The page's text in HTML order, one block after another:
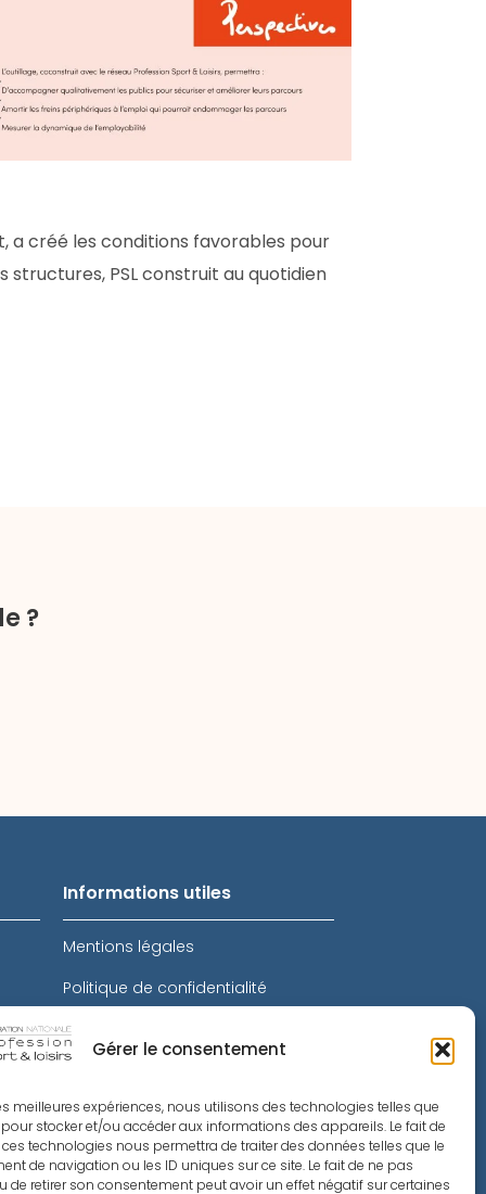
Gérer le consentement
meilleures expériences, nous utilisons des technologies telles que
stocker et/ou accéder aux informations des appareils. Le fait de
technologies nous permettra de traiter des données telles que le
de navigation ou les ID uniques sur ce site. Le fait de ne pas
de retirer son consentement peut avoir un effet négatif sur certaines
a créé les conditions favorables pour
structures, PSL construit au quotidien
?
Informations utiles
Mentions légales
Politique de confidentialité
Intranet
Le Sport Recrute
Métiers du Sport